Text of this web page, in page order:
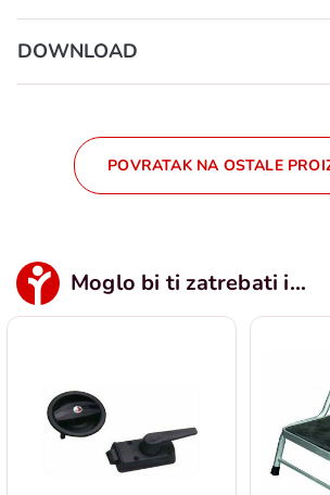
DOWNLOAD
POVRATAK NA OSTALE
Moglo bi ti zatrebati i...